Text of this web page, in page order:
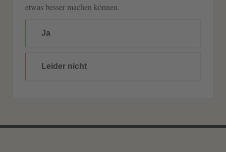
etwas besser machen können.
Ja
Leider nicht